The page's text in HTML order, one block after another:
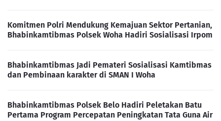
Komitmen Polri Mendukung Kemajuan Sektor Pertanian,
Bhabinkamtibmas Polsek Woha Hadiri Sosialisasi Irpom
Bhabinkamtibmas Jadi Pemateri Sosialisasi Kamtibmas
dan Pembinaan karakter di SMAN I Woha
Bhabinkamtibmas Polsek Belo Hadiri Peletakan Batu
Pertama Program Percepatan Peningkatan Tata Guna Air